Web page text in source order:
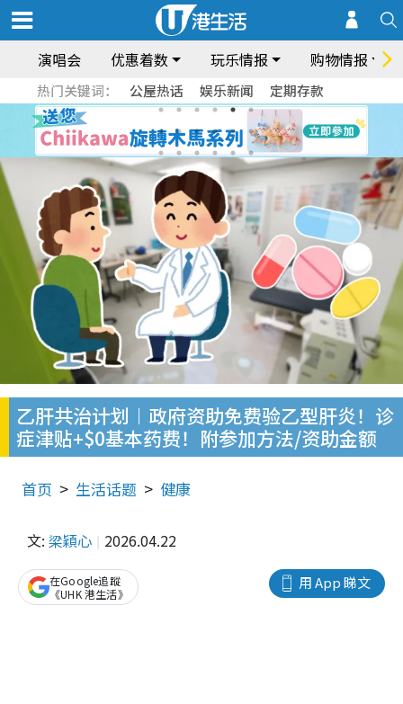
演唱会 优惠着数 玩乐情报 购物情报
热门关键词： 公屋热话 娱乐新闻 定期存款
乙肝共治计划︱政府资助免费验乙型肝炎！诊
症津贴+$0基本药费！附参加方法/资助金额
首页 生活话题 健康
文: 梁穎心 2026.04.22
用 App 睇文
在Google追蹤
《UHK 港生活》